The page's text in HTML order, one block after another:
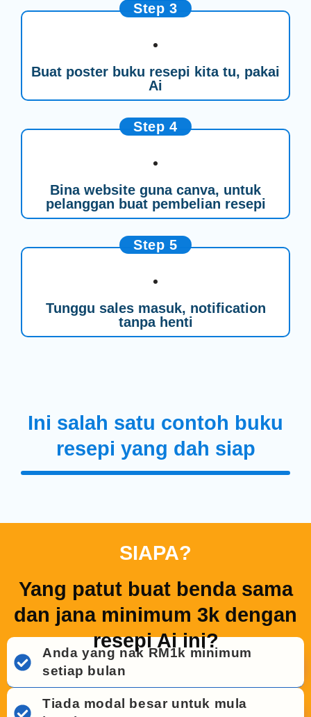
Step 3
Buat poster buku resepi kita tu, pakai
Ai
Step 4
Bina website guna canva, untuk
pelanggan buat pembelian resepi
Step 5
Tunggu sales masuk, notification
tanpa henti
Ini salah satu contoh buku
resepi yang dah siap
SIAPA?
Yang patut buat benda sama
dan jana minimum 3k dengan
resepi Ai ini?
Anda yang nak RM1k minimum
setiap bulan
Tiada modal besar untuk mula